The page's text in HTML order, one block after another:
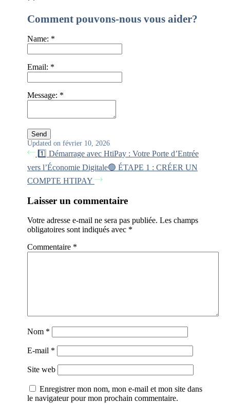
Comment pouvons-nous vous aider?
Name: *
Email: *
Message: *
Updated on février 10, 2026
1️⃣ Démarrage avec HtiPay : Votre Porte d’Entrée
vers l’Économie Digitale🟢 ÉTAPE 1 : CRÉER UN
COMPTE HTIPAY
Laisser un commentaire
Votre adresse e-mail ne sera pas publiée. Les champs
obligatoires sont indiqués avec *
Commentaire *
Nom *
E-mail *
Site web
Enregistrer mon nom, mon e-mail et mon site dans
le navigateur pour mon prochain commentaire.